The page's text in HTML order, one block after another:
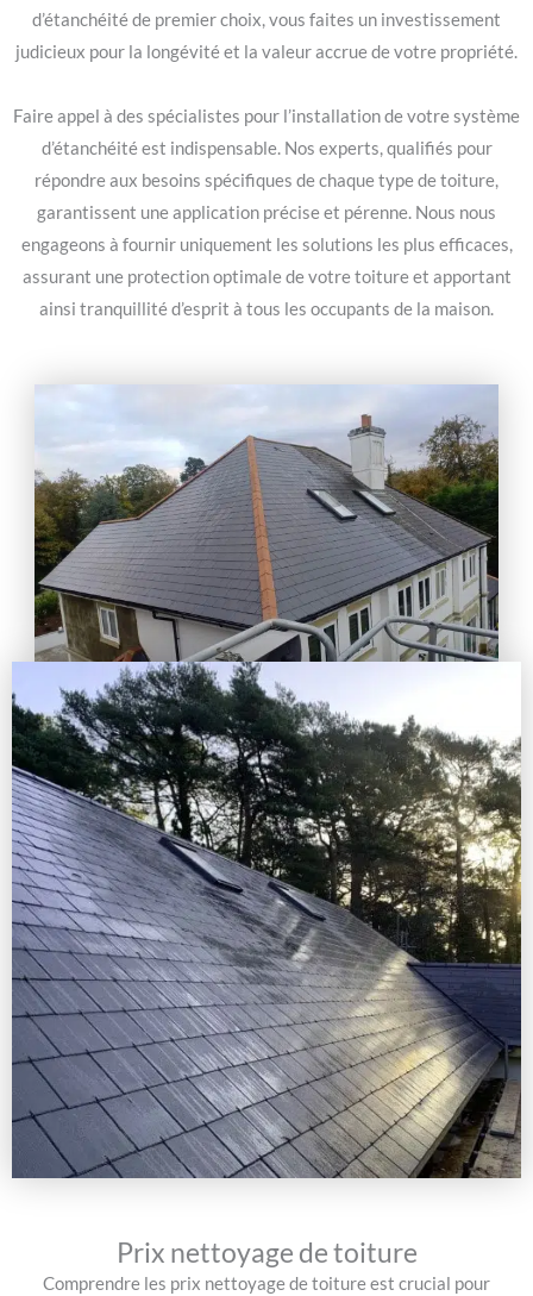
d’étanchéité de premier choix, vous faites un investissement
judicieux pour la longévité et la valeur accrue de votre propriété.
Faire appel à des spécialistes pour l’installation de votre système
d’étanchéité est indispensable. Nos experts, qualifiés pour
répondre aux besoins spécifiques de chaque type de toiture,
garantissent une application précise et pérenne. Nous nous
engageons à fournir uniquement les solutions les plus efficaces,
assurant une protection optimale de votre toiture et apportant
ainsi tranquillité d’esprit à tous les occupants de la maison.
Prix nettoyage de toiture
Comprendre les prix nettoyage de toiture est crucial pour